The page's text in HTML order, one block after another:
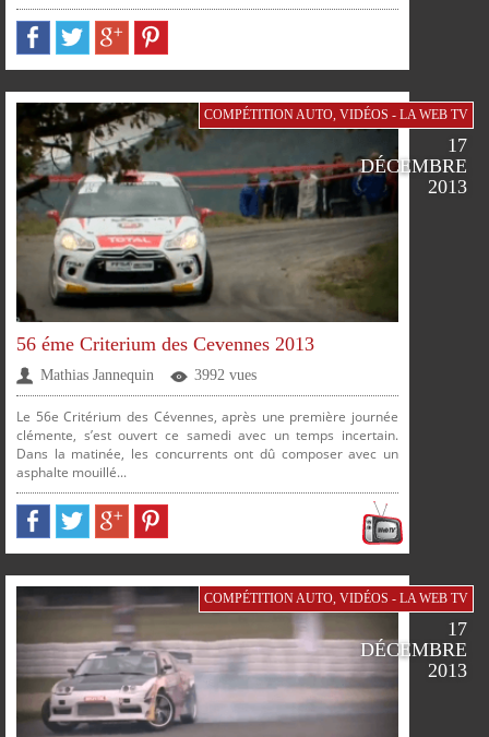
PLUS
FACEBOOKTWITTERGOOGLEPINTEREST
SUR SUR SUR
PARTAGERPARTAGERPARTAGERPARTAGER
COMPÉTITION AUTO, VIDÉOS - LA WEB TV
17
DÉCEMBRE
2013
56 éme Criterium des Cevennes 2013
Mathias Jannequin 3992 vues
Le 56e Critérium des Cévennes, après une première journée
clémente, s’est ouvert ce samedi avec un temps incertain.
Dans la matinée, les concurrents ont dû composer avec un
asphalte mouillé...
COMPÉTITION AUTO, VIDÉOS - LA WEB TV
17
DÉCEMBRE
2013